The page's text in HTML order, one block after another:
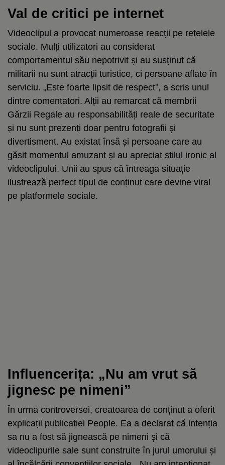
Val de critici pe internet
Videoclipul a provocat numeroase reacții pe rețelele
sociale. Mulți utilizatori au considerat
comportamentul său nepotrivit și au susținut că
militarii nu sunt atracții turistice, ci persoane aflate în
serviciu. „Este foarte lipsit de respect”, a scris unul
dintre comentatori. Alții au remarcat că membrii
Gărzii Regale au responsabilități reale de securitate
și nu sunt prezenți doar pentru fotografii și
divertisment. Au existat însă și persoane care au
găsit momentul amuzant și au apreciat stilul ironic al
videoclipului. Unii au spus că întreaga situație
ilustrează perfect tipul de conținut care devine viral
pe platformele sociale.
Influencerița: „Nu am vrut să
jignesc pe nimeni”
În urma controversei, creatoarea de conținut a oferit
explicații publicației People. Ea a declarat că intenția
sa nu a fost să jignească pe nimeni și că
videoclipurile sale sunt construite în jurul umorului și